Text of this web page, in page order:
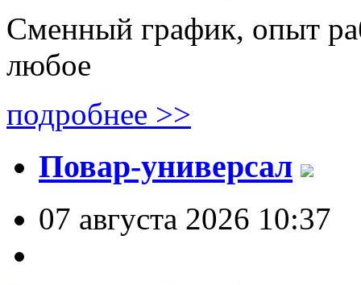
Сменный график, опыт
любое
подробнее >>
Повар-универсал
07 августа 2026 10:37